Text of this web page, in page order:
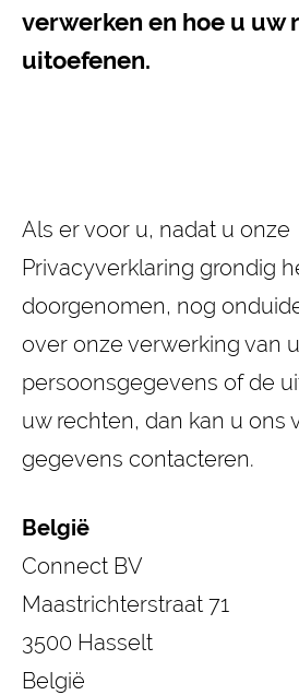
verwerken en hoe u uw
uitoefenen.
Als er voor u, nadat u onze
Privacyverklaring grondig
doorgenomen, nog
over onze verwerking van
persoonsgegevens of de
uw rechten, dan kan u ons
gegevens contacteren.
België
Connect BV
Maastrichterstraat 71
3500 Hasselt
België